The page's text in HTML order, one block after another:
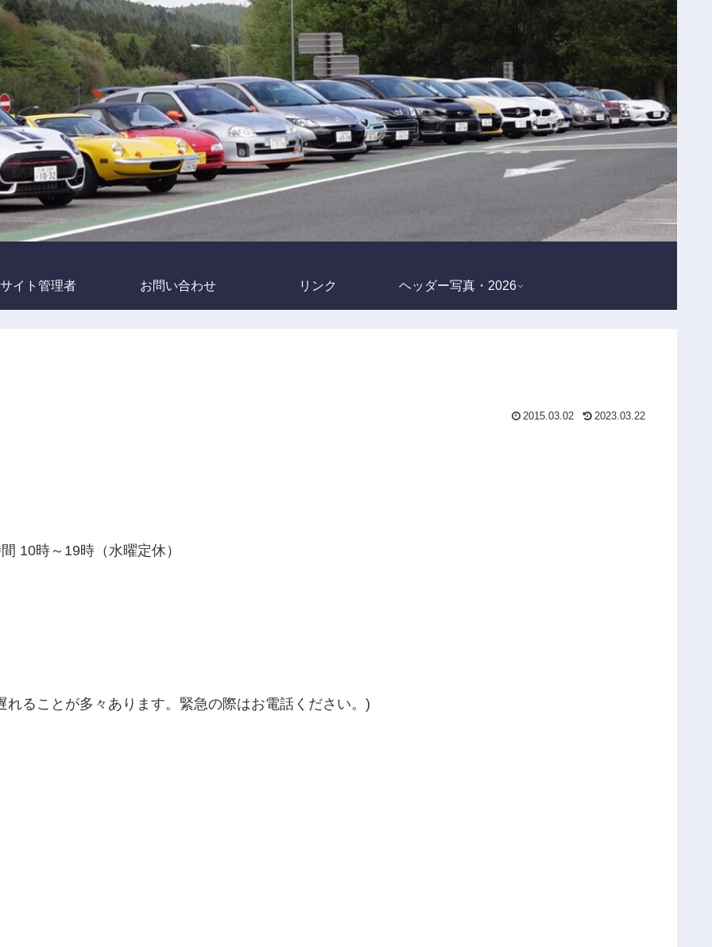
サイト管理者 お問い合わせ リンク ヘッダー写真・2026
2015.03.02 2023.03.22
～19時（水曜定休）
ることが多々あります。緊急の際はお電話ください。)